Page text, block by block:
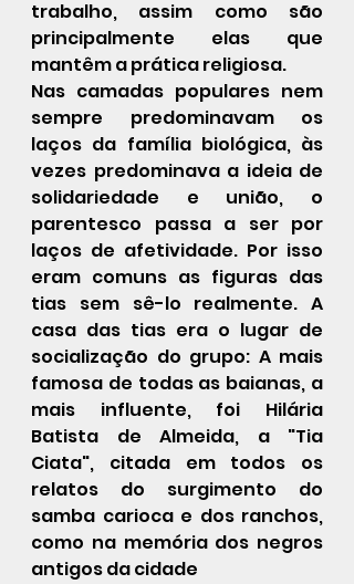
trabalho, assim como são
principalmente elas que
mantêm a prática religiosa.
Nas camadas populares nem
sempre predominavam os
laços da família biológica, às
vezes predominava a ideia de
solidariedade e união, o
parentesco passa a ser por
laços de afetividade. Por isso
eram comuns as figuras das
tias sem sê-lo realmente. A
casa das tias era o lugar de
socialização do grupo: A mais
famosa de todas as baianas, a
mais influente, foi Hilária
Batista de Almeida, a "Tia
Ciata", citada em todos os
samba carioca e dos ranchos,
como na memória dos negros
antigos da cidade